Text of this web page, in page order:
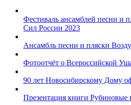
Фестиваль ансамблей песни и
Сил России 2023
Ансамбль песни и пляски
Фотоотчёт о Всероссийской
90 лет Новосибирскому Дому
Презентация книги Рубиновые